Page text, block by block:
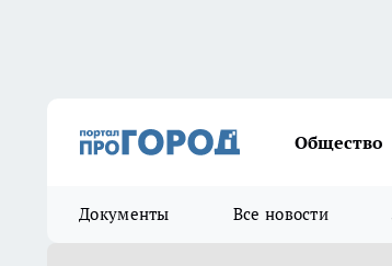
Общество
Документы Все новости